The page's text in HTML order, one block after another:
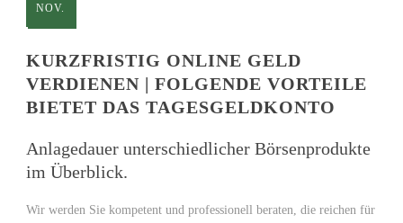
NOV.
KURZFRISTIG ONLINE GELD
VERDIENEN | FOLGENDE VORTEILE
BIETET DAS TAGESGELDKONTO
Anlagedauer unterschiedlicher Börsenprodukte
im Überblick.
Wir werden Sie kompetent und professionell beraten, die reichen für